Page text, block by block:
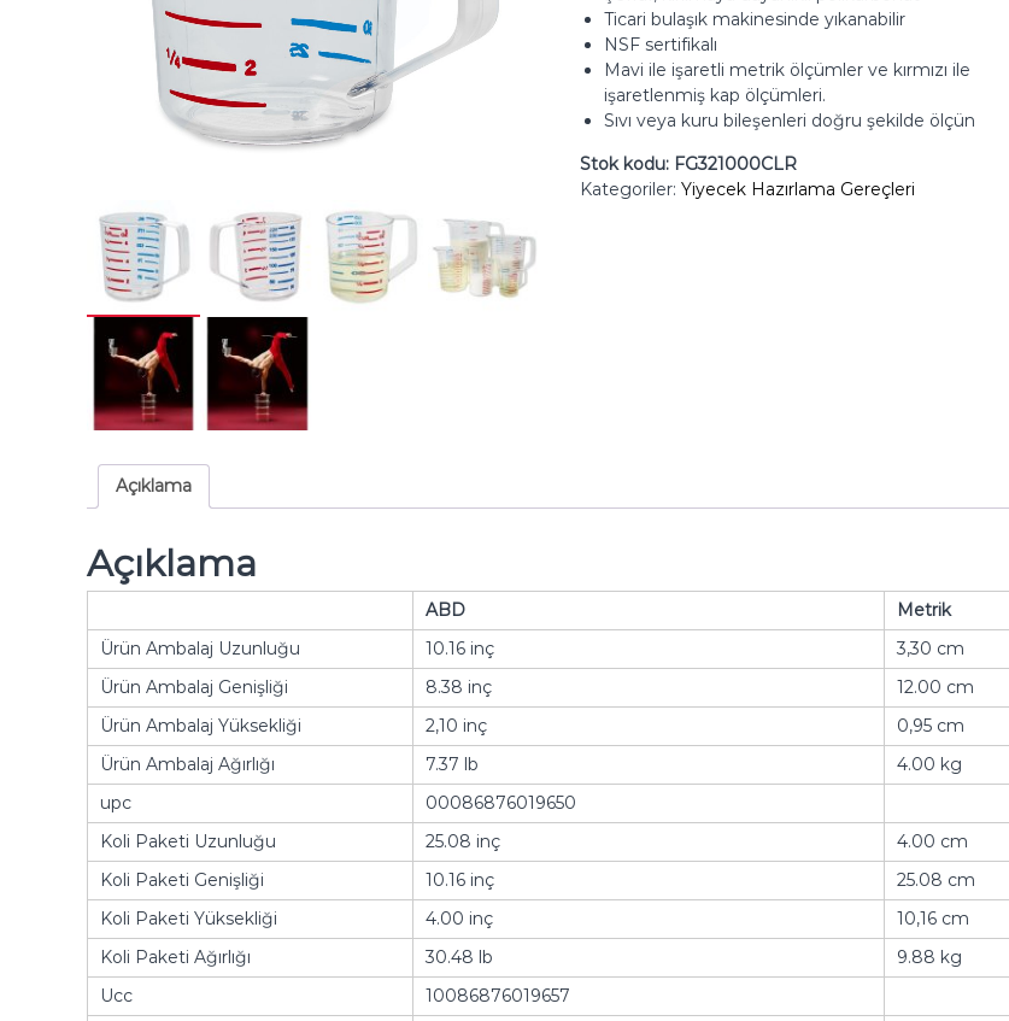
Ticari bulaşık makinesinde yıkanabilir
NSF sertifikalı
Mavi ile işaretli metrik ölçümler ve kırmızı ile
işaretlenmiş kap ölçümleri.
Sıvı veya kuru bileşenleri doğru şekilde ölçün
Stok kodu: FG321000CLR
Kategoriler: Yiyecek Hazırlama Gereçleri
Açıklama
Açıklama
ABD
Metrik
Ürün Ambalaj Uzunluğu
10.16 inç
3,30 cm
Ürün Ambalaj Genişliği
8.38 inç
12.00 cm
Ürün Ambalaj Yüksekliği
2,10 inç
0,95 cm
Ürün Ambalaj Ağırlığı
7.37 lb
4.00 kg
upc
00086876019650
Koli Paketi Uzunluğu
25.08 inç
4.00 cm
Koli Paketi Genişliği
10.16 inç
25.08 cm
Koli Paketi Yüksekliği
4.00 inç
10,16 cm
Koli Paketi Ağırlığı
30.48 lb
9.88 kg
Ucc
10086876019657